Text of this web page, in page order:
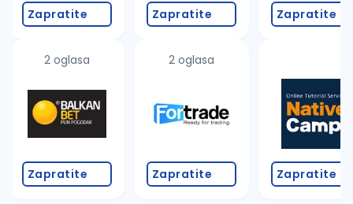
Zapratite
2 oglasa
Zapratite
Zapratite
2 oglasa
Zapratite
Zapratite
Zapratite